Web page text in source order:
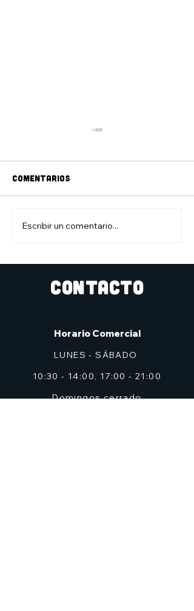
jAM DE DIBUJO
Comentarios
Escribir un comentario...
CONTACTO
Horario Comercial
LUNES - SÁBADO
10:30 - 14:00, 17:00 - 21:00
Domingos cerrado